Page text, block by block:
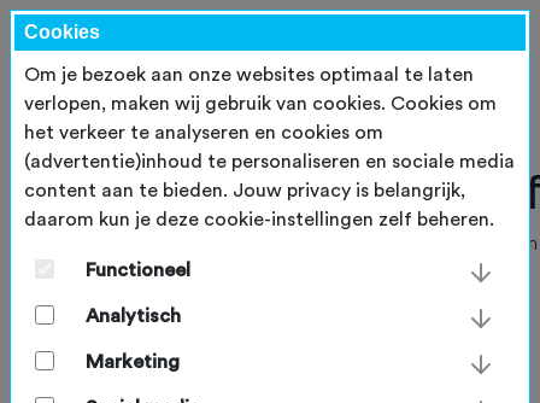
Cookies
Om je bezoek aan onze websites optimaal te laten
verlopen, maken wij gebruik van cookies. Cookies om
het verkeer te analyseren en cookies om
(advertentie)inhoud te personaliseren en sociale media
content aan te bieden. Jouw privacy is belangrijk,
daarom kun je deze cookie-instellingen zelf beheren.
Functioneel
Analytisch
Marketing